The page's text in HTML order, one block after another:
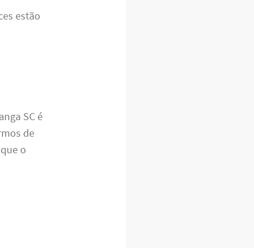
estão
SC é
de
o